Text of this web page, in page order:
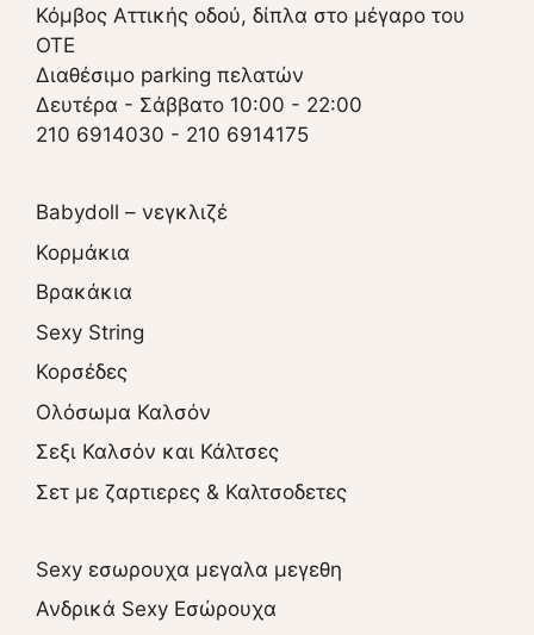
Κόμβος Αττικής οδού, δίπλα στο μέγαρο του
ΟΤΕ
Διαθέσιμο parking πελατών
Δευτέρα - Σάββατο 10:00 - 22:00
210 6914030 - 210 6914175
Babydoll – νεγκλιζέ
Κορμάκια
Βρακάκια
Sexy String
Κορσέδες
Ολόσωμα Καλσόν
Σεξι Καλσόν και Κάλτσες
Σετ με ζαρτιερες & Καλτσοδετες
Sexy εσωρουχα μεγαλα μεγεθη
Ανδρικά Sexy Εσώρουχα